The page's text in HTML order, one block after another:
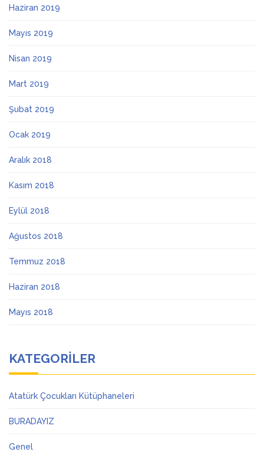
Haziran 2019
Mayıs 2019
Nisan 2019
Mart 2019
Şubat 2019
Ocak 2019
Aralık 2018
Kasım 2018
Eylül 2018
Ağustos 2018
Temmuz 2018
Haziran 2018
Mayıs 2018
KATEGORILER
Atatürk Çocukları Kütüphaneleri
BURADAYIZ
Genel